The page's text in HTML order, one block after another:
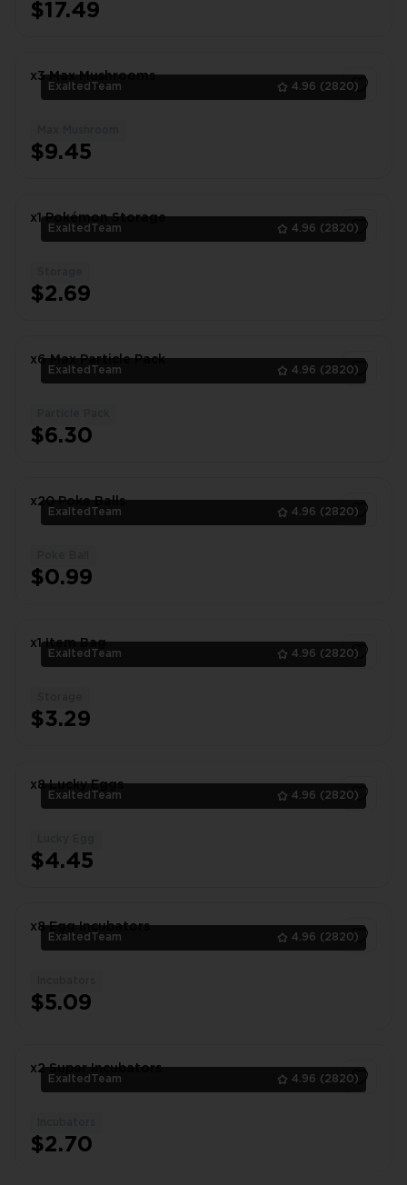
$17.49
ExaltedTeam 4.96 (2820)
x3 Max Mushrooms
$9.45
ExaltedTeam 4.96 (2820)
x1 Pokémon Storage
$2.69
ExaltedTeam 4.96 (2820)
x6 Max Particle Pack
$6.30
ExaltedTeam 4.96 (2820)
x20 Poke Balls
$0.99
ExaltedTeam 4.96 (2820)
x1 Item Bag
$3.29
ExaltedTeam 4.96 (2820)
x8 Lucky Eggs
$4.45
ExaltedTeam 4.96 (2820)
x8 Egg Incubators
$5.09
ExaltedTeam 4.96 (2820)
x2 Super Incubators
$2.70